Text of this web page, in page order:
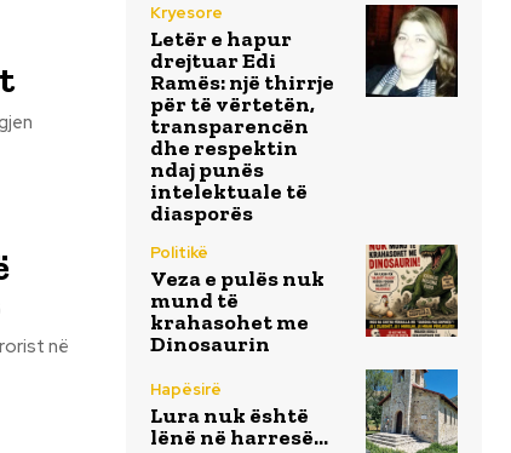
në
Kryesore
Letër e hapur
drejtuar Edi
Ramës: një thirrje
për të vërtetën,
transparencën
dhe respektin
ndaj punës
intelektuale të
diasporës
Politikë
Veza e pulës nuk
mund të
krahasohet me
Dinosaurin
Hapësirë
Lura nuk është
lënë në harresë…